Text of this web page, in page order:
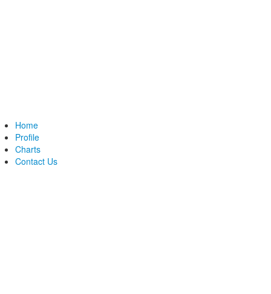
Home
Profile
Charts
Contact Us